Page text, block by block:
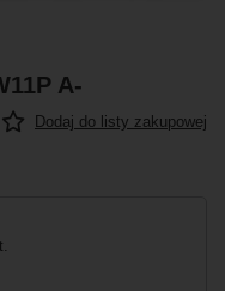
A-
Dodaj do listy zakupowej